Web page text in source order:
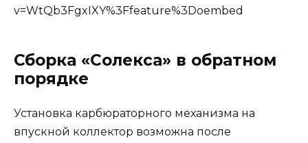
v=WtQb3FgxIXY%3Ffeature%3Doembed
Сборка «Солекса» в обратном
порядке
Установка карбюраторного механизма на
впускной коллектор возможна после